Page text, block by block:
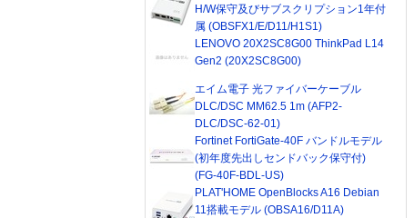
H/W保守及びサブスクリプション1年付
属 (OBSFX1/E/D11/H1S1)
LENOVO 20X2SC8G00 ThinkPad L14
Gen2 (20X2SC8G00)
エイム電子 光ファイバーケーブル
DLC/DSC MM62.5 1m (AFP2-
DLC/DSC-62-01)
Fortinet FortiGate-40F バンドルモデル
(初年度先出しセンドバック保守付)
(FG-40F-BDL-US)
PLAT'HOME OpenBlocks A16 Debian
11搭載モデル (OBSA16/D11A)